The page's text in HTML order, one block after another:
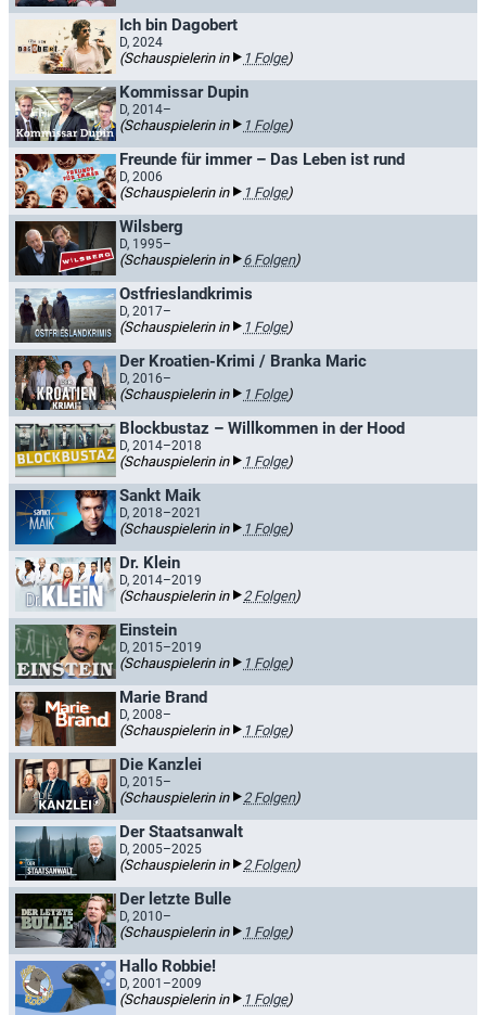
Ich bin Dagobert
D, 2024
(Schauspielerin in 1 Folge)
Kommissar Dupin
D, 2014–
(Schauspielerin in 1 Folge)
Freunde für immer – Das Leben ist rund
D, 2006
(Schauspielerin in 1 Folge)
Wilsberg
D, 1995–
(Schauspielerin in 6 Folgen)
Ostfrieslandkrimis
D, 2017–
(Schauspielerin in 1 Folge)
Der Kroatien-Krimi / Branka Maric
D, 2016–
(Schauspielerin in 1 Folge)
Blockbustaz – Willkommen in der Hood
D, 2014–2018
(Schauspielerin in 1 Folge)
Sankt Maik
D, 2018–2021
(Schauspielerin in 1 Folge)
Dr. Klein
D, 2014–2019
(Schauspielerin in 2 Folgen)
Einstein
D, 2015–2019
(Schauspielerin in 1 Folge)
Marie Brand
D, 2008–
(Schauspielerin in 1 Folge)
Die Kanzlei
D, 2015–
(Schauspielerin in 2 Folgen)
Der Staatsanwalt
D, 2005–2025
(Schauspielerin in 2 Folgen)
Der letzte Bulle
D, 2010–
(Schauspielerin in 1 Folge)
Hallo Robbie!
D, 2001–2009
(Schauspielerin in 1 Folge)